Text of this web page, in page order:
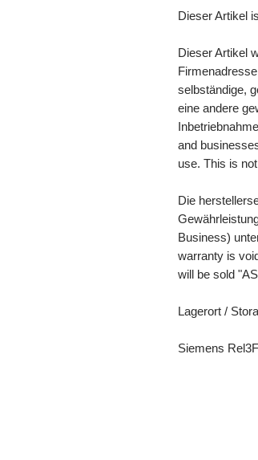
Dieser Artikel
Dieser Artikel
selbständige,
eine andere
and
use. This is
Die
Business)
warranty is
will be sold
Lagerort /
Siemens